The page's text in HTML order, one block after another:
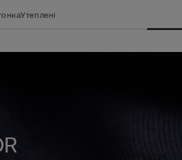
Утеплені